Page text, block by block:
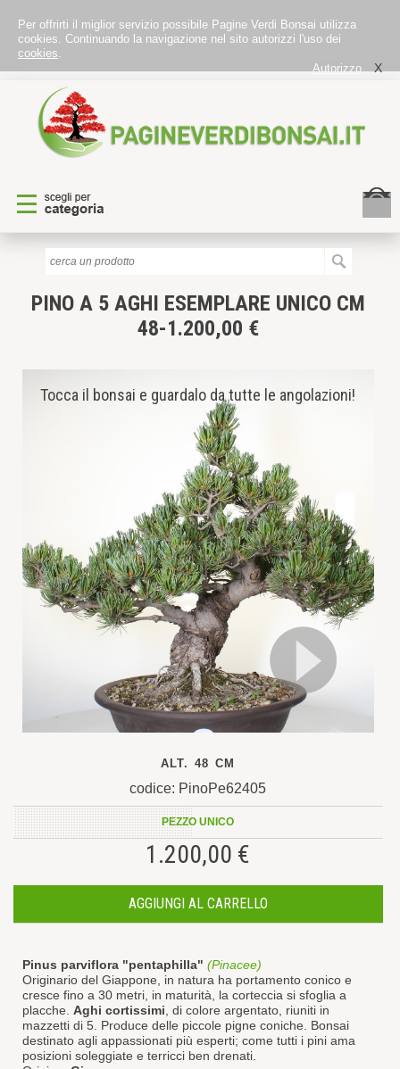
Per offrirti il miglior servizio possibile Pagine Verdi Bonsai utilizza
cookies. Continuando la navigazione nel sito autorizzi l'uso dei
cookies.
Autorizzo
X
PINO A 5 AGHI ESEMPLARE UNICO CM
48-1.200,00 €
Tocca il bonsai e guardalo da tutte le angolazioni!
ALT. 48 CM
codice: PinoPe62405
PEZZO UNICO
1.200,00 €
AGGIUNGI AL CARRELLO
Pinus parviflora "pentaphilla" (Pinacee)
Originario del Giappone, in natura ha portamento conico e
cresce fino a 30 metri, in maturità, la corteccia si sfoglia a
placche. Aghi cortissimi , di colore argentato, riuniti in
mazzetti di 5. Produce delle piccole pigne coniche. Bonsai
destinato agli appassionati più esperti; come tutti i pini ama
posizioni soleggiate e terricci ben drenati.